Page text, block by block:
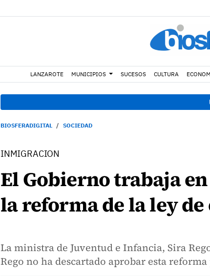
LANZAROTE MUNICIPIOS SUCESOS CULTURA
BIOSFERADIGITAL SOCIEDAD
INMIGRACION
El Gobierno trabaja
la reforma de la ley
La ministra de Juventud e Infancia, Sira
Rego no ha descartado aprobar esta